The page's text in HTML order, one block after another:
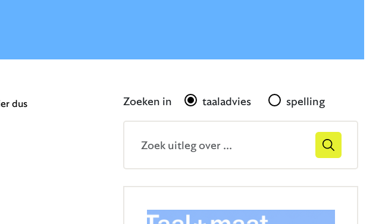
dus
Gerelateerd
Zoeken in taaladvies spelling
Zoekveld
Zoek